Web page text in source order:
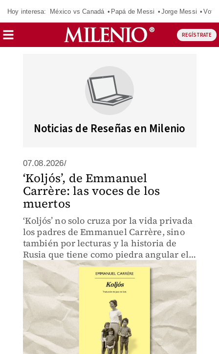
Hoy interesa: México vs Canadá Papá de Messi Jorge Messi
REGÍSTRATE
Noticias de Reseñas en Milenio
07.08.2026/
‘Koljós’, de Emmanuel
Carrère: las voces de los
muertos
‘Koljós’ no solo cruza por la vida privada
los padres de Emmanuel Carrère, sino
también por lecturas y la historia de
Rusia que tiene como piedra angular el
actual conflicto con Ucrania.